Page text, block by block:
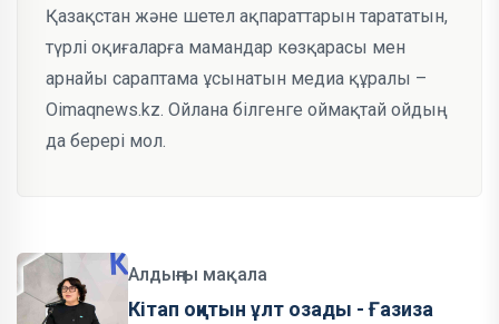
Қазақстан және шетел ақпараттарын тарататын,
түрлі оқиғаларға мамандар көзқарасы мен
арнайы сараптама ұсынатын медиа құралы –
Oimaqnews.kz. Ойлана білгенге оймақтай ойдың
да берері мол.
Алдыңғы мақала
Кітап оқитын ұлт озады - Ғазиза